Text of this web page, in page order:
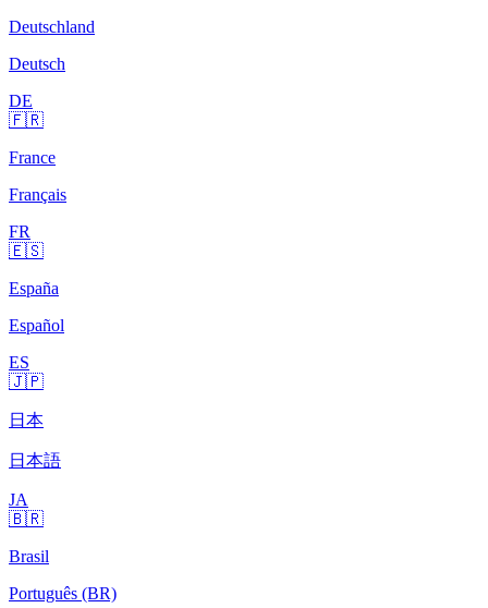
Deutschland
Deutsch
DE
🇫🇷
France
Français
FR
🇪🇸
España
Español
ES
🇯🇵
日本
日本語
JA
🇧🇷
Brasil
Português (BR)